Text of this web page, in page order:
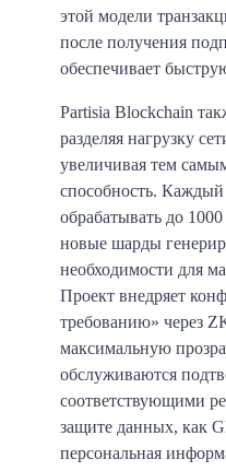
этой модели
после получения
обеспечивает
Partisia Blockchain
разделяя нагрузку
увеличивая тем
способность.
обрабатывать до
новые шарды
необходимости для
Проект внедряет
требованию» через
максимальную
обслуживаются
соответствующими
защите данных, как
персональная